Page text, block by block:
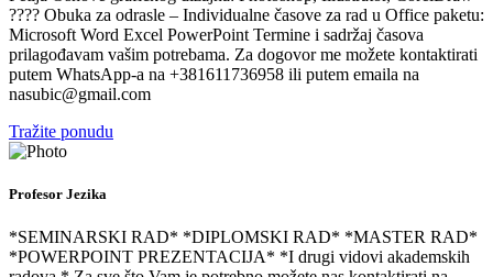
???? Obuka za odrasle – Individualne časove za rad u Office paketu:
Microsoft Word Excel PowerPoint Termine i sadržaj časova
prilagođavam vašim potrebama. Za dogovor me možete kontaktirati
putem WhatsApp-a na +381611736958 ili putem emaila na
nasubic@gmail.com
Tražite ponudu
Profesor Jezika
*SEMINARSKI RAD* *DIPLOMSKI RAD* *MASTER RAD*
*POWERPOINT PREZENTACIJA* *I drugi vidovi akademskih